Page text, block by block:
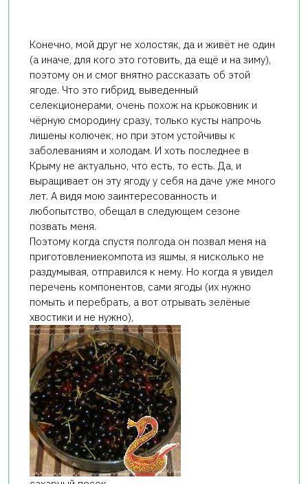
Конечно, мой друг не холостяк, да и живёт не один
(а иначе, для кого это готовить, да ещё и на зиму),
поэтому он и смог внятно рассказать об этой
ягоде. Что это гибрид, выведенный
селекционерами, очень похож на крыжовник и
чёрную смородину сразу, только кусты напрочь
лишены колючек, но при этом устойчивы к
заболеваниям и холодам. И хоть последнее в
Крыму не актуально, что есть, то есть. Да, и
выращивает он эту ягоду у себя на даче уже много
лет. А видя мою заинтересованность и
любопытство, обещал в следующем сезоне
позвать меня.
Поэтому когда спустя полгода он позвал меня на
приготовлениекомпота из яшмы, я нисколько не
раздумывая, отправился к нему. Но когда я увидел
перечень компонентов, сами ягоды (их нужно
помыть и перебрать, а вот отрывать зелёные
хвостики и не нужно),